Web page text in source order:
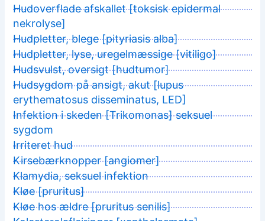
Hudoverflade afskallet [toksisk epidermal
nekrolyse]
Hudpletter, blege [pityriasis alba]
Hudpletter, lyse, uregelmæssige [vitiligo]
Hudsvulst, oversigt [hudtumor]
Hudsygdom på ansigt, akut [lupus
erythematosus disseminatus, LED]
Infektion i skeden [Trikomonas] seksuel
sygdom
Irriteret hud
Kirsebærknopper [angiomer]
Klamydia, seksuel infektion
Kløe [pruritus]
Kløe hos ældre [pruritus senilis]